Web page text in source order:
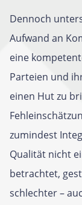
Dennoch
Aufwand an
eine
Parteien und
einen Hut zu
zumindest
Qualität nicht
betrachtet,
schlechter –